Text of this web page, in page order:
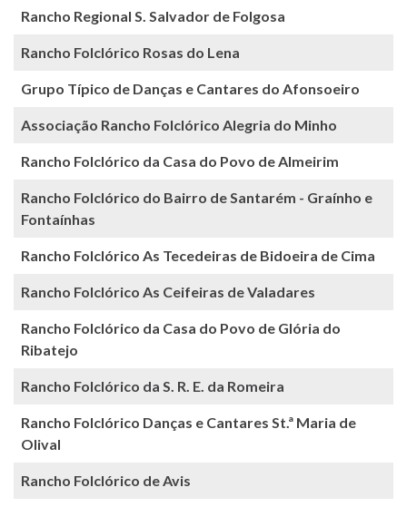
Rancho Regional S. Salvador de Folgosa
Rancho Folclórico Rosas do Lena
Grupo Típico de Danças e Cantares do Afonsoeiro
Associação Rancho Folclórico Alegria do Minho
Rancho Folclórico da Casa do Povo de Almeirim
Rancho Folclórico do Bairro de Santarém - Graínho e
Fontaínhas
Rancho Folclórico As Tecedeiras de Bidoeira de Cima
Rancho Folclórico As Ceifeiras de Valadares
Rancho Folclórico da Casa do Povo de Glória do
Ribatejo
Rancho Folclórico da S. R. E. da Romeira
Rancho Folclórico Danças e Cantares St.ª Maria de
Olival
Rancho Folclórico de Avis